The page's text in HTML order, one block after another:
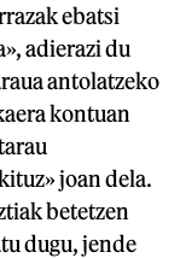
ebatsi
adierazi du
antolatzeko
kontuan
joan dela.
betetzen
dugu, jende